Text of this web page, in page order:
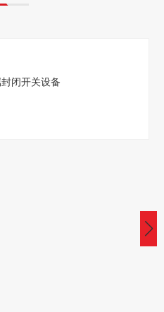
关设备生产厂家